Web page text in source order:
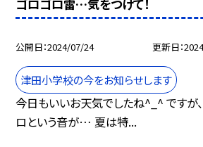
ゴロゴロ雷…気をつけて！
公開日 2024/07/24 更新日
津田小学校の今をお知らせします
今日もいいお天気でしたね^_^ ですが
ロという音が… 夏は特...